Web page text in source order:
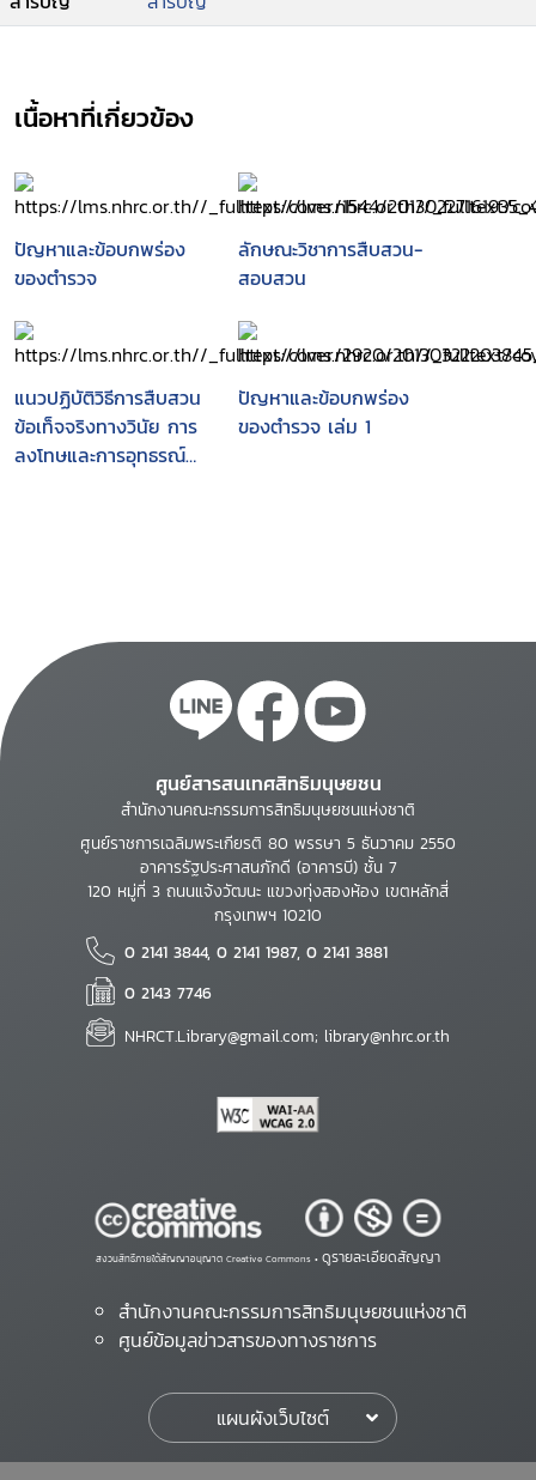
เนื้อหาที่เกี่ยวข้อง
ปัญหาและข้อบกพร่อง
ของตำรวจ
ลักษณะวิชาการสืบสวน-
สอบสวน
แนวปฏิบัติวิธีการสืบสวน
ข้อเท็จจริงทางวินัย การ
ลงโทษและการอุทธรณ์
ปัญหาและข้อบกพร่อง
ของตำรวจ เล่ม 1
ศูนย์สารสนเทศสิทธิมนุษยชน
สำนักงานคณะกรรมการสิทธิมนุษยชนแห่งชาติ
ศูนย์ราชการเฉลิมพระเกียรติ 80 พรรษา 5 ธันวาคม 2550
อาคารรัฐประศาสนภักดี (อาคารบี) ชั้น 7
120 หมู่ที่ 3 ถนนแจ้งวัฒนะ แขวงทุ่งสองห้อง เขตหลักสี่
กรุงเทพฯ 10210
0 2141 3844, 0 2141 1987, 0 2141 3881
0 2143 7746
NHRCT.Library@gmail.com; library@nhrc.or.th
สงวนสิทธิ์ภายใต้สัญญาอนุญาต Creative Commons • ดูรายละเอียดสัญญา
สำนักงานคณะกรรมการสิทธิมนุษยชนแห่งชาติ
ศูนย์ข้อมูลข่าวสารของทางราชการ
แผนผังเว็บไซต์